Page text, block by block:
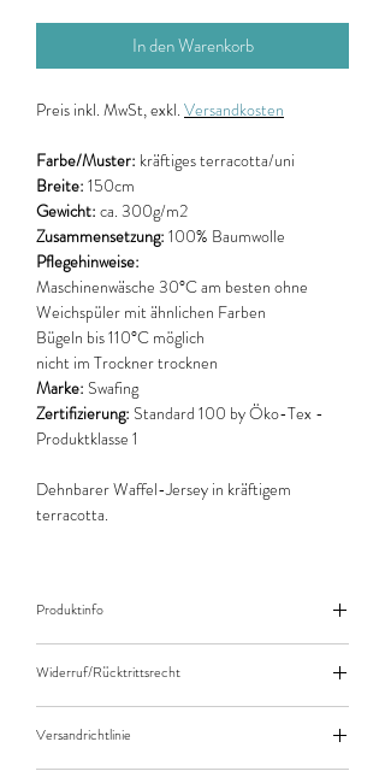
In den Warenkorb
Preis inkl. MwSt, exkl. Versandkosten
Farbe/Muster: kräftiges terracotta/uni
Breite: 150cm
Gewicht: ca. 300g/m2
Zusammensetzung: 100% Baumwolle
Pflegehinweise:
Maschinenwäsche 30°C am besten ohne
Weichspüler mit ähnlichen Farben
Bügeln bis 110°C möglich
nicht im Trockner trocknen
Marke: Swafing
Zertifizierung: Standard 100 by Öko-Tex -
Produktklasse 1
Dehnbarer Waffel-Jersey in kräftigem
terracotta.
Produktinfo
10cm (0,1m) Länge des Stoffes.
Bei einer Bestellung von zB. 50cm (0,5m)
daher bitte Anzahl 5 eingeben.
Widerruf/Rücktrittsrecht
Versandrichtlinie